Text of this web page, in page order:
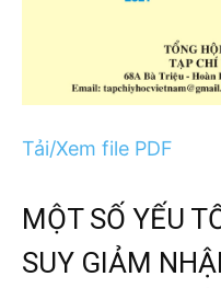
Tải/Xem file PDF
MỘT SỐ YẾU
SUY GIẢM